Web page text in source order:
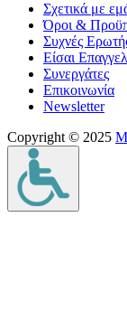
Σχετικά με
Όροι &
Συχνές
Είσαι
Συνεργάτες
Επικοινωνία
Νewsletter
Copyright © 2025